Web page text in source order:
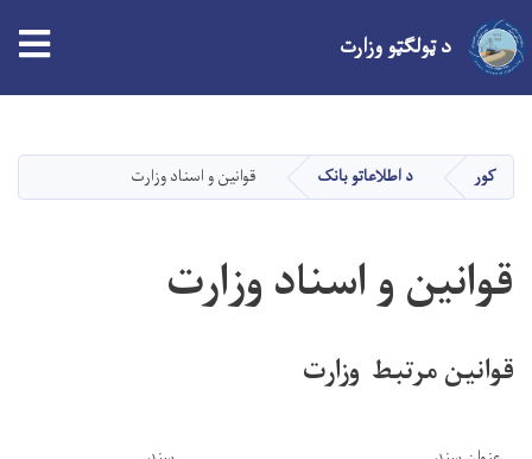
دانګل
د ټولګټو وزارت
کور د اطلاعاتو بانک قوانین و اسناد وزارت
قوانین و اسناد وزارت
قوانین مرتبط وزارت